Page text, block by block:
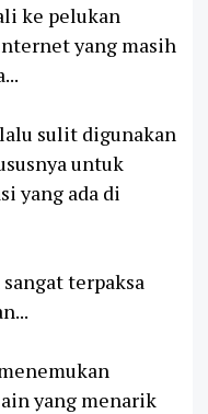
ke pelukan
yang masih
sulit digunakan
untuk
yang ada di
terpaksa
yang menarik